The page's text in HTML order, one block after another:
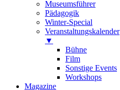
Museumsführer
Pädagogik
Winter-Special
Veranstaltungskalender
▼
Bühne
Film
Sonstige Events
Workshops
Magazine